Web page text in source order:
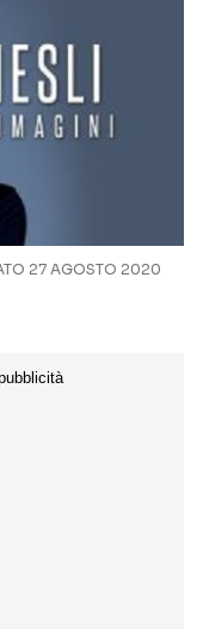
27 AGOSTO 2020